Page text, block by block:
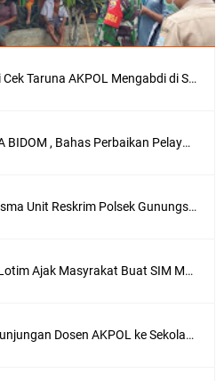
Kapolsek Gunungsari Cek Taruna AKPOL Mengabdi di SRD 4
Dialog Publik GAKADA BIDOM , Bahas Perbaikan Pelayanan Medis di NTB
Tim URC Polresta Bersma Unit Reskrim Polsek Gunungsari Tangkap Pelaku Curanmor
Kasat Lantas Polres Lotim Ajak Masyrakat Buat SIM Melalui SATPAS Bukan Calo
Kapolsek Dampingi Kunjungan Dosen AKPOL ke Sekolah Rakyat Gunungsari